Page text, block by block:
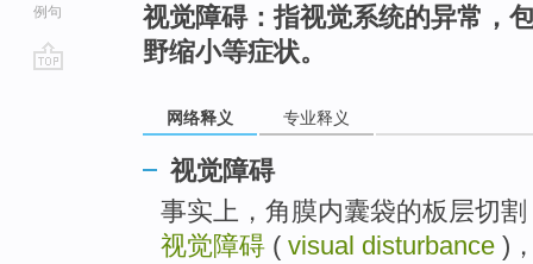
例句
视觉障碍：指视觉系统的异常，
野缩小等症状。
网络释义 专业释义
视觉障碍
事实上，角膜内囊袋的板层切
视觉障碍 ( visual disturbance )